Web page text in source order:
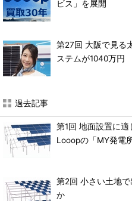
ビス」を展開
第27回 大阪で見る
ステムが1040万円
過去記事
第1回 地面設置に適
Looopの「MY発電
第2回 小さい土地
か